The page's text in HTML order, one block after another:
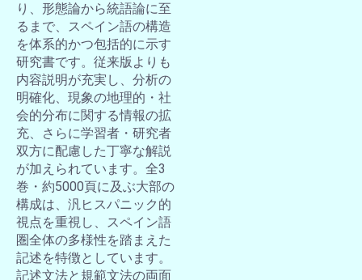
り、形態論から統語論に至
るまで、スペイン語の構造
を体系的かつ包括的に示す
研究書です。従来版よりも
内容説明が充実し、分析の
明確化、現象の地理的・社
会的分布に関する情報の拡
充、さらに学習者・研究者
双方に配慮した丁寧な解説
が加えられています。全3
巻・約5000頁に及ぶ大部の
構成は、汎ヒスパニック的
視点を重視し、スペイン語
圏全体の多様性を踏まえた
記述を特徴としています。
記述文法と規範文法の両面